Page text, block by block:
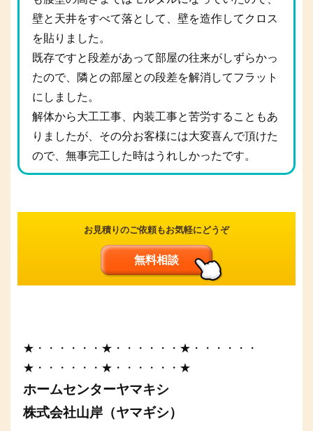
壁と天井をすべて落として、壁を造作してクロス
を貼りました。
既存ですと段差があって部屋の往来がしずらかっ
たので、隣との部屋との段差を解消してフラット
にしました。
解体から大工工事、内装工事と苦労することもあ
りましたが、その分お客様には大変喜んで頂けた
ので、無事完工した時はうれしかったです。
お見積りのご依頼もお気軽にどうぞ
無料相談
★・・・・・・★・・・・・・★・・・・・・
★・・・・・・★・・・・・・★
ホームセンターヤマキシ
株式会社山岸（ヤマギシ）